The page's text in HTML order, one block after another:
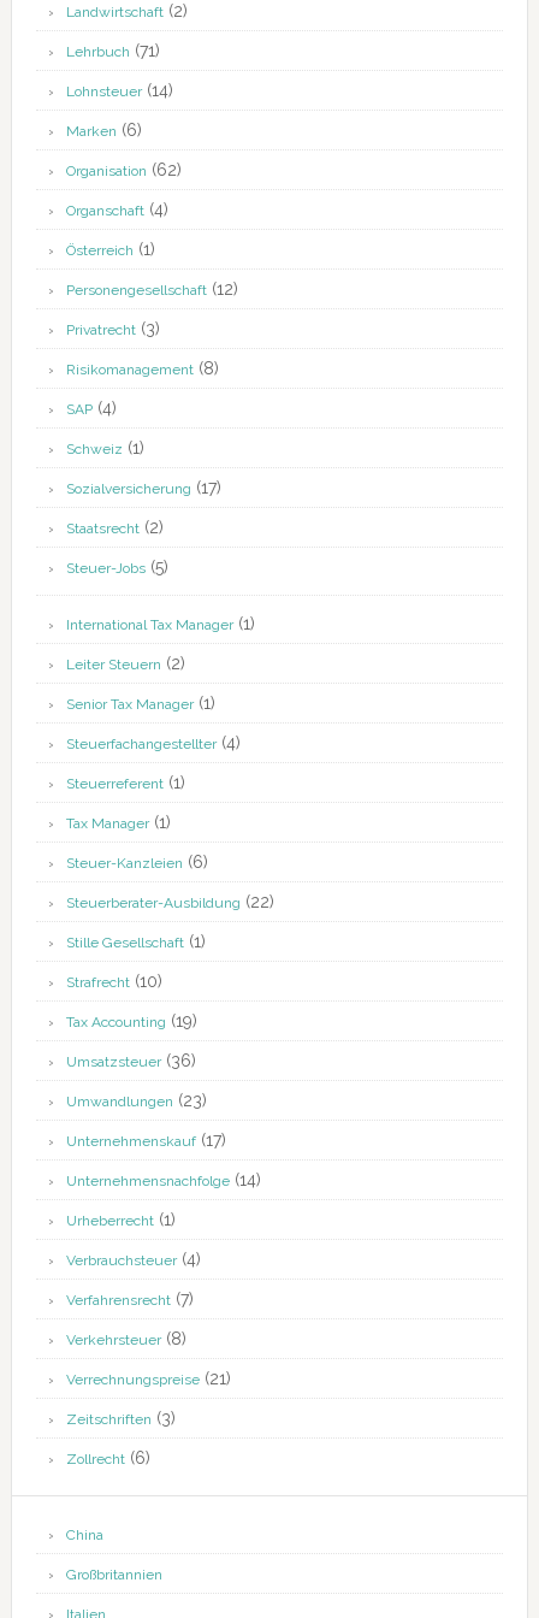
Landwirtschaft(2)
Lehrbuch (71)
Lohnsteuer(14)
Marken (6)
Organisation (62)
Organschaft(4)
Österreich (1)
Personengesellschaft(12)
Privatrecht(3)
Risikomanagement(8)
SAP(4)
Schweiz (1)
Sozialversicherung (17)
Staatsrecht(2)
Steuer-Jobs(5)
International Tax Manager(1)
Leiter Steuern (2)
Senior Tax Manager(1)
Steuerfachangestellter(4)
Steuerreferent(1)
Tax Manager(1)
Steuer-Kanzleien (6)
Steuerberater-Ausbildung (22)
Stille Gesellschaft(1)
Strafrecht(10)
Tax Accounting (19)
Umsatzsteuer(36)
Umwandlungen (23)
Unternehmenskauf(17)
Unternehmensnachfolge(14)
Urheberrecht(1)
Verbrauchsteuer(4)
Verfahrensrecht(7)
Verkehrsteuer(8)
Verrechnungspreise(21)
Zeitschriften (3)
Zollrecht(6)
China
Großbritannien